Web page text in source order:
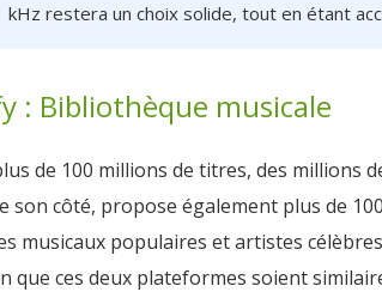
restera un choix solide, tout en étant
: Bibliothèque musicale
de 100 millions de titres, des millions
côté, propose également plus de
musicaux populaires et artistes
que ces deux plateformes soient